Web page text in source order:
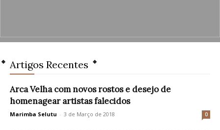
Artigos Recentes
Arca Velha com novos rostos e desejo de
homenagear artistas falecidos
Marimba Selutu - 3 de Março de 2018 0